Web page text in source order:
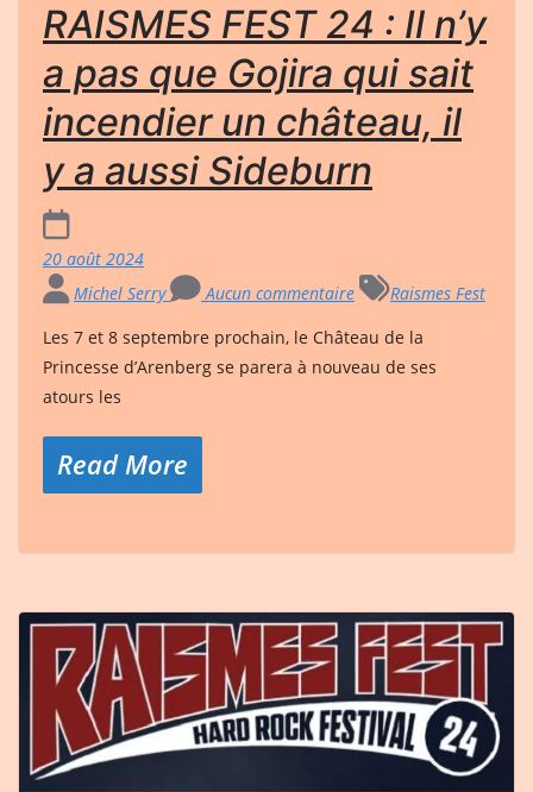
RAISMES FEST 24 : Il n’y
a pas que Gojira qui sait
incendier un château, il
y a aussi Sideburn
20 août 2024
Michel Serry
Aucun commentaire
Raismes Fest
Les 7 et 8 septembre prochain, le Château de la
Princesse d’Arenberg se parera à nouveau de ses
atours les
Read More